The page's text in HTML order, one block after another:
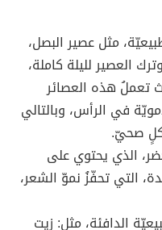
مثل عصير البصل،
العصير لليلة كاملة،
تعملُ هذه العصائر
في الرأس، وبالتالي
صحيّ.
الذي يحتوي على
التي تحفّزُ نموّ الشعر،
الدافئة، مثل: زيت